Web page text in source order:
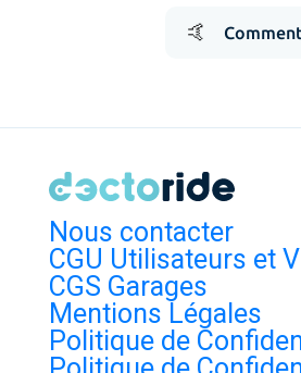
🤙
Nous contacter
CGU Utilisateurs et
CGS Garages
Mentions Légales
Politique de